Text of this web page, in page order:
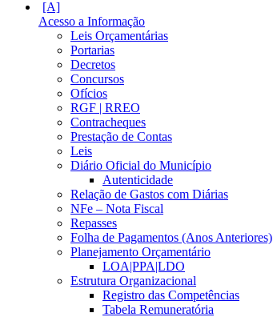
Acesso a Informação
Leis Orçamentárias
Portarias
Decretos
Concursos
Ofícios
RGF | RREO
Contracheques
Prestação de Contas
Leis
Diário Oficial do Município
Autenticidade
Relação de Gastos com Diárias
NFe – Nota Fiscal
Repasses
Folha de Pagamentos (Anos Anteriores)
Planejamento Orçamentário
LOA|PPA|LDO
Estrutura Organizacional
Registro das Competências
Tabela Remuneratória